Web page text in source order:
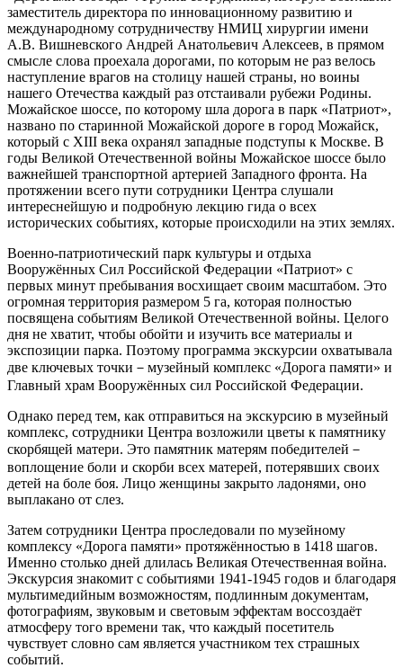
заместитель директора по инновационному развитию и
международному сотрудничеству НМИЦ хирургии имени
А.В. Вишневского Андрей Анатольевич Алексеев, в прямом
смысле слова проехала дорогами, по которым не раз велось
наступление врагов на столицу нашей страны, но воины
нашего Отечества каждый раз отстаивали рубежи Родины.
Можайское шоссе, по которому шла дорога в парк «Патриот»,
названо по старинной Можайской дороге в город Можайск,
который с XIII века охранял западные подступы к Москве. В
годы Великой Отечественной войны Можайское шоссе было
важнейшей транспортной артерией Западного фронта. На
протяжении всего пути сотрудники Центра слушали
интереснейшую и подробную лекцию гида о всех
исторических событиях, которые происходили на этих землях.
Военно-патриотический парк культуры и отдыха
Вооружённых Сил Российской Федерации «Патриот» с
первых минут пребывания восхищает своим масштабом. Это
огромная территория размером 5 га, которая полностью
посвящена событиям Великой Отечественной войны. Целого
дня не хватит, чтобы обойти и изучить все материалы и
экспозиции парка. Поэтому программа экскурсии охватывала
две ключевых точки－музейный комплекс «Дорога памяти» и
Главный храм Вооружённых сил Российской Федерации.
Однако перед тем, как отправиться на экскурсию в музейный
комплекс, сотрудники Центра возложили цветы к памятнику
скорбящей матери. Это памятник матерям победителей－
воплощение боли и скорби всех матерей, потерявших своих
детей на боле боя. Лицо женщины закрыто ладонями, оно
выплакано от слез.
Затем сотрудники Центра проследовали по музейному
комплексу «Дорога памяти» протяжённостью в 1418 шагов.
Именно столько дней длилась Великая Отечественная война.
Экскурсия знакомит с событиями 1941-1945 годов и благодаря
мультимедийным возможностям, подлинным документам,
фотографиям, звуковым и световым эффектам воссоздаёт
атмосферу того времени так, что каждый посетитель
чувствует словно сам является участником тех страшных
событий.